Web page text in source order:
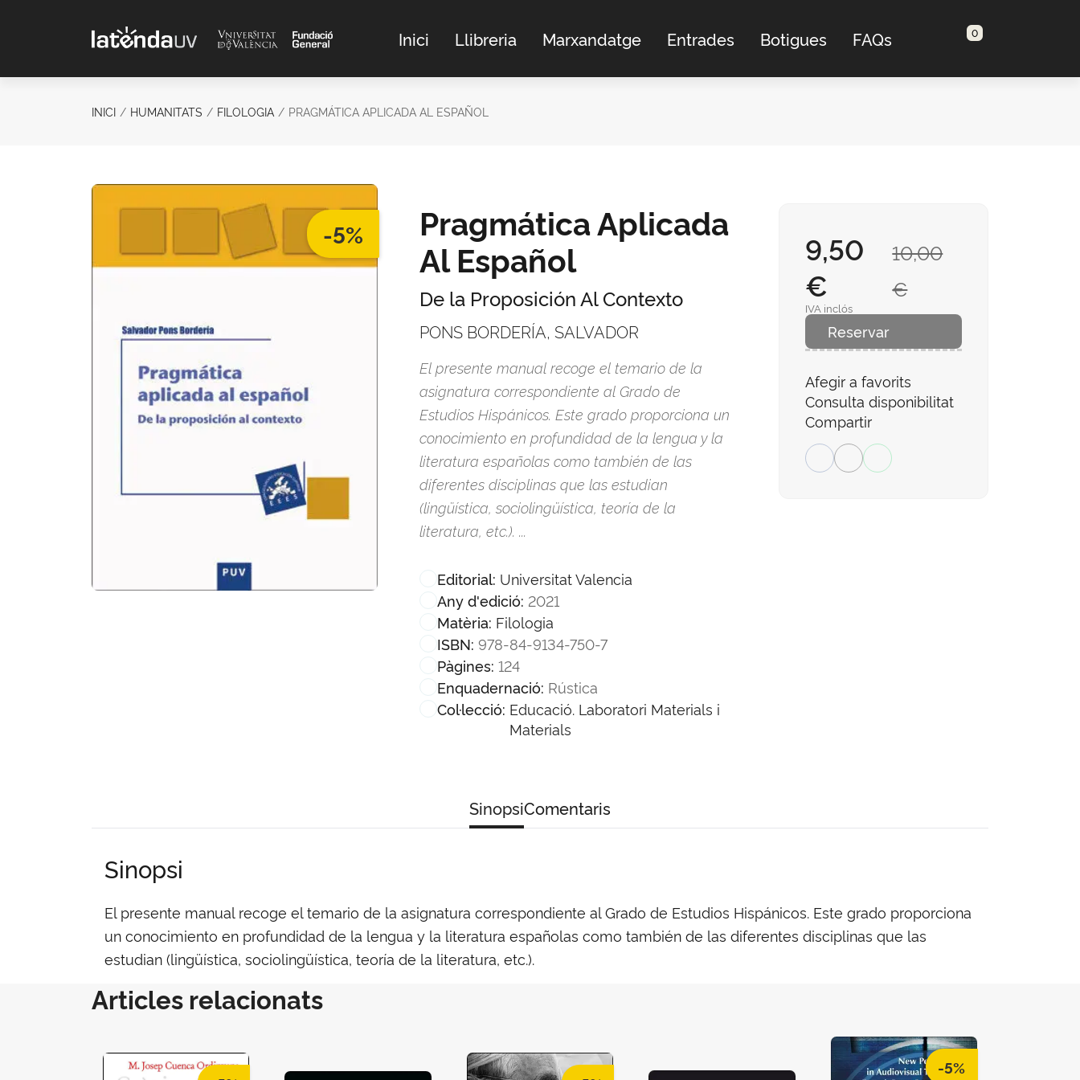
Inici Llibreria Marxandatge Entrades Botigues FAQs 0
INICI HUMANITATS FILOLOGIA PRAGMÁTICA APLICADA AL ESPAÑOL
-5%
Pragmática Aplicada
Al Español
De la Proposición Al Contexto
PONS BORDERÍA, SALVADOR
El presente manual recoge el temario de la
asignatura correspondiente al Grado de
Estudios Hispánicos. Este grado proporciona un
conocimiento en profundidad de la lengua y la
literatura españolas como también de las
diferentes disciplinas que las estudian
(lingüística, sociolingüística, teoría de la
literatura, etc.). ...
Editorial: Universitat Valencia
Any d'edició: 2021
Matèria: Filologia
ISBN: 978-84-9134-750-7
Pàgines: 124
Enquadernació: Rústica
Col·lecció: Educació. Laboratori Materials i
Materials
10,00
€
9,50
€
IVA inclós
Reservar
Afegir a favorits
Consulta disponibilitat
Compartir
SinopsiComentaris
Sinopsi
El presente manual recoge el temario de la asignatura correspondiente al Grado de Estudios Hispánicos. Este grado proporciona
un conocimiento en profundidad de la lengua y la literatura españolas como también de las diferentes disciplinas que las
estudian (lingüística, sociolingüística, teoría de la literatura, etc.).
Articles relacionats
-5%